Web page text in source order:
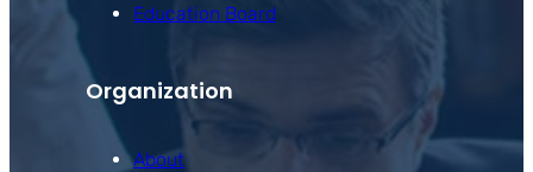
Education Board
Organization
About